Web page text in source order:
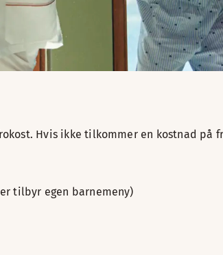
Hvis ikke tilkommer en kostnad på
tilbyr egen barnemeny)